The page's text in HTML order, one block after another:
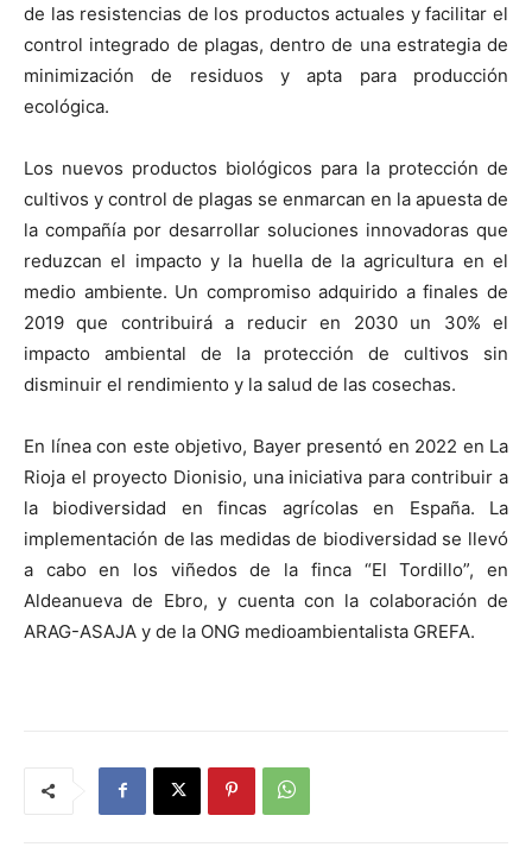
de las resistencias de los productos actuales y facilitar el
control integrado de plagas, dentro de una estrategia de
minimización de residuos y apta para producción
ecológica.
Los nuevos productos biológicos para la protección de
cultivos y control de plagas se enmarcan en la apuesta de
la compañía por desarrollar soluciones innovadoras que
reduzcan el impacto y la huella de la agricultura en el
medio ambiente. Un compromiso adquirido a finales de
2019 que contribuirá a reducir en 2030 un 30% el
impacto ambiental de la protección de cultivos sin
disminuir el rendimiento y la salud de las cosechas.
En línea con este objetivo, Bayer presentó en 2022 en La
Rioja el proyecto Dionisio, una iniciativa para contribuir a
la biodiversidad en fincas agrícolas en España. La
implementación de las medidas de biodiversidad se llevó
a cabo en los viñedos de la finca “El Tordillo”, en
Aldeanueva de Ebro, y cuenta con la colaboración de
ARAG-ASAJA y de la ONG medioambientalista GREFA.